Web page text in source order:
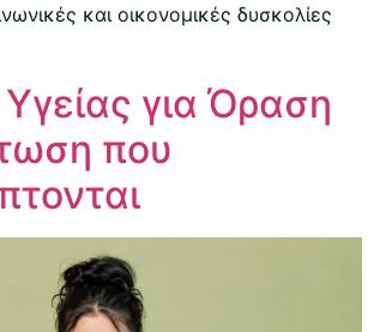
και οικονομικές δυσκολίες
για Όραση
που